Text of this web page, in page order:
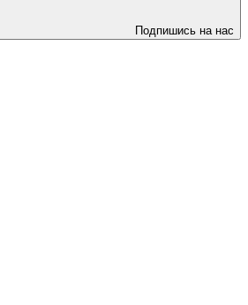
Подпишись на нас